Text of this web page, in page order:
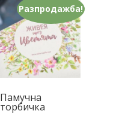
Разпродажба!
Памучна
торбичка